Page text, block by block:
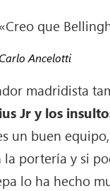
«Creo que
Carlo Ancelotti
madridista
Jr y los
un buen
la portería y si
lo ha hecho